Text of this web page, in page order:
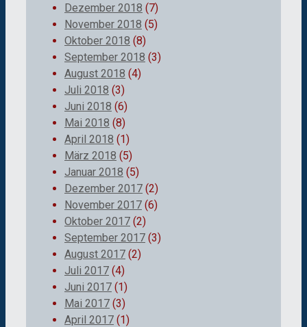
Dezember 2018 (7)
November 2018 (5)
Oktober 2018 (8)
September 2018 (3)
August 2018 (4)
Juli 2018 (3)
Juni 2018 (6)
Mai 2018 (8)
April 2018 (1)
März 2018 (5)
Januar 2018 (5)
Dezember 2017 (2)
November 2017 (6)
Oktober 2017 (2)
September 2017 (3)
August 2017 (2)
Juli 2017 (4)
Juni 2017 (1)
Mai 2017 (3)
April 2017 (1)